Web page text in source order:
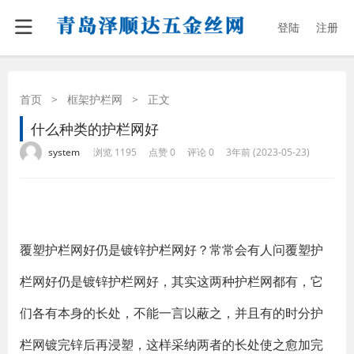
登陆 注册
首页 > 框架护栏网 > 正文
什么种类的护栏网好
system 浏览 1195 点赞 0 评论 0 3年前 (2023-05-23)
覆塑护栏网好仍是镀锌护栏网好？常常会有人问覆塑护
栏网好仍是镀锌护栏网好，其实这两种护栏网都有，它
们各有本身的长处，不能一言以蔽之，并且有的时分护
栏网镀完锌后再浸塑，这样采纳两者的长处使之愈加完